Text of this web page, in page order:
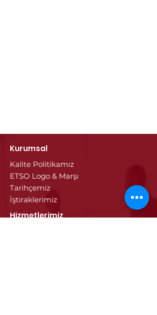
Kurumsal
Kalite Politikamız
ETSO Logo & Marşı
Tarihçemiz
İştiraklerimiz
Hizmetlerimiz